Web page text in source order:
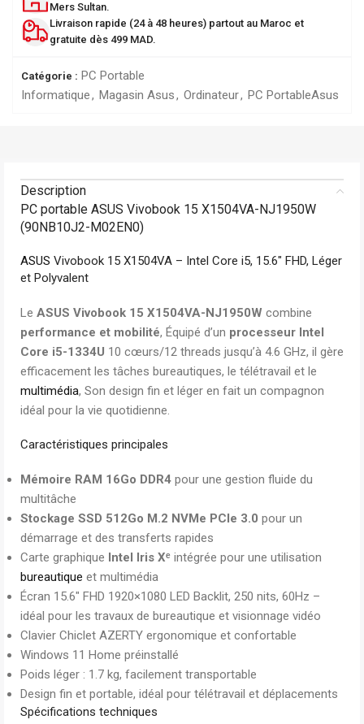
Mers Sultan.
Livraison rapide (24 à 48 heures) partout au Maroc et
gratuite dès 499 MAD.
Catégorie : PC Portable
Informatique, Magasin Asus, Ordinateur, PC PortableAsus
Description
PC portable ASUS Vivobook 15 X1504VA-NJ1950W
(90NB10J2-M02EN0)
ASUS Vivobook 15 X1504VA – Intel Core i5, 15.6″ FHD, Léger
et Polyvalent
Le ASUS Vivobook 15 X1504VA-NJ1950W combine
performance et mobilité, Équipé d’un processeur Intel
Core i5-1334U 10 cœurs/12 threads jusqu’à 4.6 GHz, il gère
efficacement les tâches bureautiques, le télétravail et le
multimédia, Son design fin et léger en fait un compagnon
idéal pour la vie quotidienne.
Caractéristiques principales
Mémoire RAM 16Go DDR4 pour une gestion fluide du
multitâche
Stockage SSD 512Go M.2 NVMe PCIe 3.0 pour un
démarrage et des transferts rapides
Carte graphique Intel Iris Xᵉ intégrée pour une utilisation
bureautique et multimédia
Écran 15.6″ FHD 1920×1080 LED Backlit, 250 nits, 60Hz –
idéal pour les travaux de bureautique et visionnage vidéo
Clavier Chiclet AZERTY ergonomique et confortable
Windows 11 Home préinstallé
Poids léger : 1.7 kg, facilement transportable
Design fin et portable, idéal pour télétravail et déplacements
Spécifications techniques